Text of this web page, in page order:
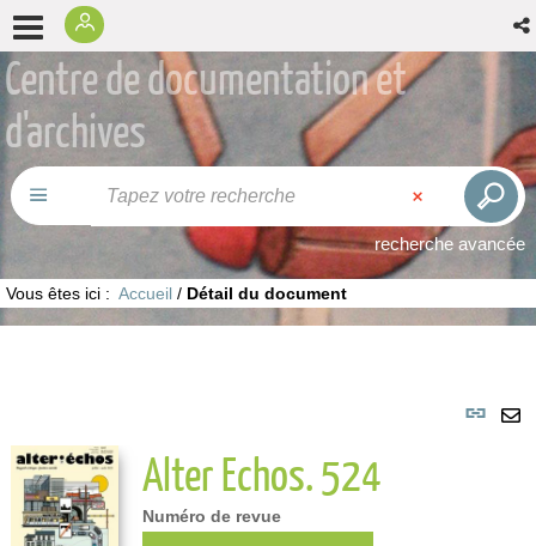
Centre de documentation et
d'archives
recherche avancée
Vous êtes ici : Accueil / Détail du document
Alter Echos. 524
Numéro de revue